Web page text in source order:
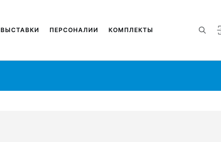
ВЫСТАВКИ ПЕРСОНАЛИИ КОМПЛЕКТЫ